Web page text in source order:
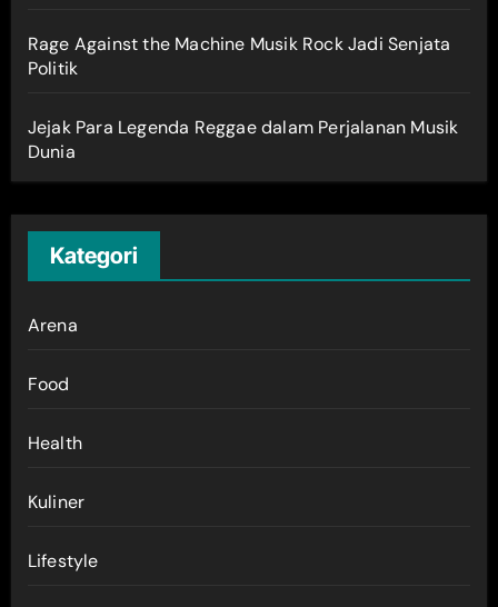
Rage Against the Machine Musik Rock Jadi Senjata
Politik
Jejak Para Legenda Reggae dalam Perjalanan Musik
Dunia
Kategori
Arena
Food
Health
Kuliner
Lifestyle